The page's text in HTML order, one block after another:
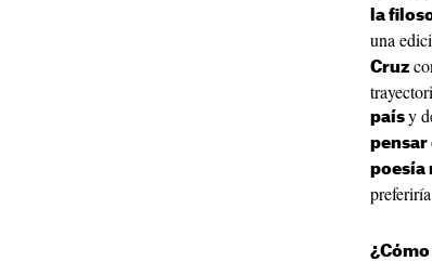
la
una
Cruz
país y
pensar
poesía